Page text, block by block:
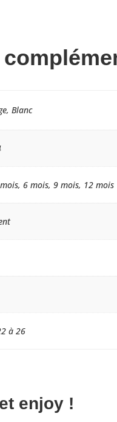
Blanc
6 mois, 9 mois, 12 mois
à 26
enjoy !